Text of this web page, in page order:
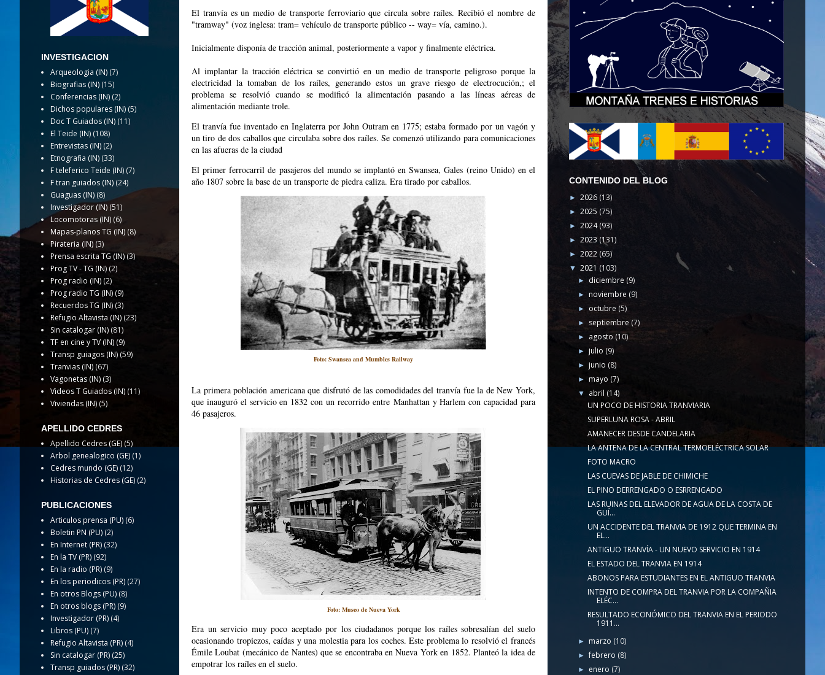
El tranvía es un medio de transporte ferroviario que circula sobre raíles. Recibió el nombre de
"tramway" (voz inglesa: tram= vehículo de transporte público -- way= vía, camino.).
Inicialmente disponía de tracción animal, posteriormente a vapor y finalmente eléctrica.
Al implantar la tracción eléctrica se convirtió en un medio de transporte peligroso porque la
electricidad la tomaban de los raíles, generando estos un grave riesgo de electrocución,; el
problema se resolvió cuando se modificó la alimentación pasando a las líneas aéreas de
alimentación mediante trole.
El tranvía fue inventado en Inglaterra por John Outram en 1775; estaba formado por un vagón y
un tiro de dos caballos que circulaba sobre dos raíles. Se comenzó utilizando para comunicaciones
en las afueras de la ciudad
El primer ferrocarril de pasajeros del mundo se implantó en Swansea, Gales (reino Unido) en el
año 1807 sobre la base de un transporte de piedra caliza. Era tirado por caballos.
Foto: Swansea and Mumbles Railway
La primera población americana que disfrutó de las comodidades del tranvía fue la de New York,
que inauguró el servicio en 1832 con un recorrido entre Manhattan y Harlem con capacidad para
46 pasajeros.
Foto: Museo de Nueva York
Era un servicio muy poco aceptado por los ciudadanos porque los raíles sobresalían del suelo
ocasionando tropiezos, caídas y una molestia para los coches. Este problema lo resolvió el francés
Émile Loubat (mecánico de Nantes) que se encontraba en Nueva York en 1852. Planteó la idea de
empotrar los raíles en el suelo.
INVESTIGACION
Arqueologia (IN) (7)
Biografias (IN) (15)
Conferencias (IN) (2)
Dichos populares (IN) (5)
Doc T Guiados (IN) (11)
El Teide (IN) (108)
Entrevistas (IN) (2)
Etnografia (IN) (33)
F teleferico Teide (IN) (7)
F tran guiados (IN) (24)
Guaguas (IN) (8)
Investigador (IN) (51)
Locomotoras (IN) (6)
Mapas-planos TG (IN) (8)
Pirateria (IN) (3)
Prensa escrita TG (IN)(3)
Prog TV - TG (IN) (2)
Prog radio (IN) (2)
Prog radio TG (IN) (9)
Recuerdos TG (IN) (3)
Refugio Altavista (IN) (23)
Sin catalogar (IN) (81)
TF en cine y TV (IN) (9)
Transp guiagos (IN)(59)
Tranvias (IN) (67)
Vagonetas (IN) (3)
Videos T Guiados (IN) (11)
Viviendas (IN) (5)
APELLIDO CEDRES
Apellido Cedres (GE) (5)
Arbol genealogico (GE) (1)
Cedres mundo (GE) (12)
Historias de Cedres (GE) (2)
PUBLICACIONES
Articulos prensa (PU) (6)
Boletin PN (PU) (2)
En Internet (PR) (32)
En la TV (PR) (92)
En la radio (PR) (9)
En los periodicos (PR) (27)
En otros Blogs (PU) (8)
En otros blogs (PR) (9)
Investigador (PR) (4)
Libros (PU) (7)
Refugio Altavista (PR) (4)
Sin catalogar (PR) (25)
Transp guiados (PR) (32)
CONTENIDO DEL BLOG
► 2026(13)
► 2025 (75)
► 2024(93)
► 2023 (131)
► 2022 (65)
▼ 2021 (103)
► diciembre (9)
►noviembre (9)
► octubre (5)
► septiembre (7)
► agosto (10)
►julio (9)
►junio (8)
►mayo (7)
▼ abril (14)
UN POCO DE HISTORIA TRANVIARIA
SUPERLUNA ROSA - ABRIL
AMANECER DESDE CANDELARIA
LA ANTENA DE LA CENTRAL TERMOELÉCTRICA SOLAR
FOTO MACRO
LAS CUEVAS DE JABLE DE CHIMICHE
EL PINO DERRENGADO O ESRRENGADO
LAS RUINAS DEL ELEVADOR DE AGUA DE LA COSTA DE
GUÍ...
UN ACCIDENTE DEL TRANVIA DE 1912 QUE TERMINA EN
EL...
ANTIGUO TRANVÍA - UN NUEVO SERVICIO EN 1914
EL ESTADO DEL TRANVIA EN 1914
ABONOS PARA ESTUDIANTES EN EL ANTIGUO TRANVIA
INTENTO DE COMPRA DEL TRANVIA POR LA COMPAÑIA
ELÉC...
RESULTADO ECONÓMICO DEL TRANVIA EN EL PERIODO
1911...
► marzo (10)
►febrero (8)
► enero (7)